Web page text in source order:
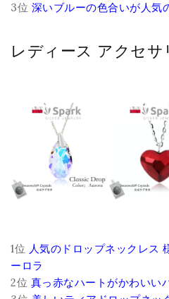
3位 深いブルーの色合いが人気
レディース アクセサ
1位 人気のドロップネックレス
ーロラ
2位 真っ赤なハートがかわいい